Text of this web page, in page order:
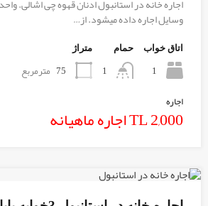
اجاره خانه در استانبول ادنان قهوه چی اشالی.
وسایل اجاره داده میشود. از…
اتاق خواب
1
حمام
1
متراژ
75 مترمربع
اجاره
TL 2,000 اجاره ماهیانه